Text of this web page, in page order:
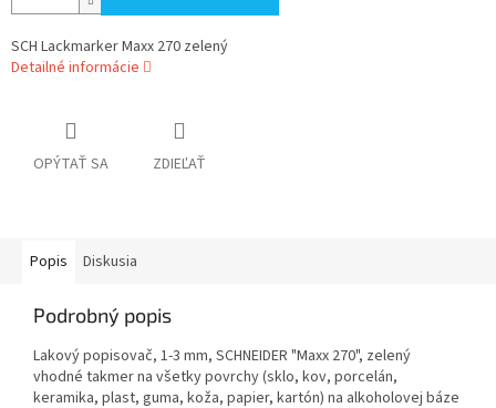
SCH Lackmarker Maxx 270 zelený
Detailné informácie
OPÝTAŤ SA ZDIEĽAŤ
Popis Diskusia
Podrobný popis
Lakový popisovač, 1-3 mm, SCHNEIDER "Maxx 270", zelený
vhodné takmer na všetky povrchy (sklo, kov, porcelán,
keramika, plast, guma, koža, papier, kartón) na alkoholovej báze